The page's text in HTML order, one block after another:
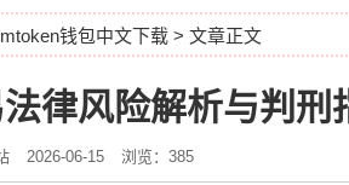
钱包中文下载 > 文章正文
律风险解析与判刑
2026-06-15 浏览：385